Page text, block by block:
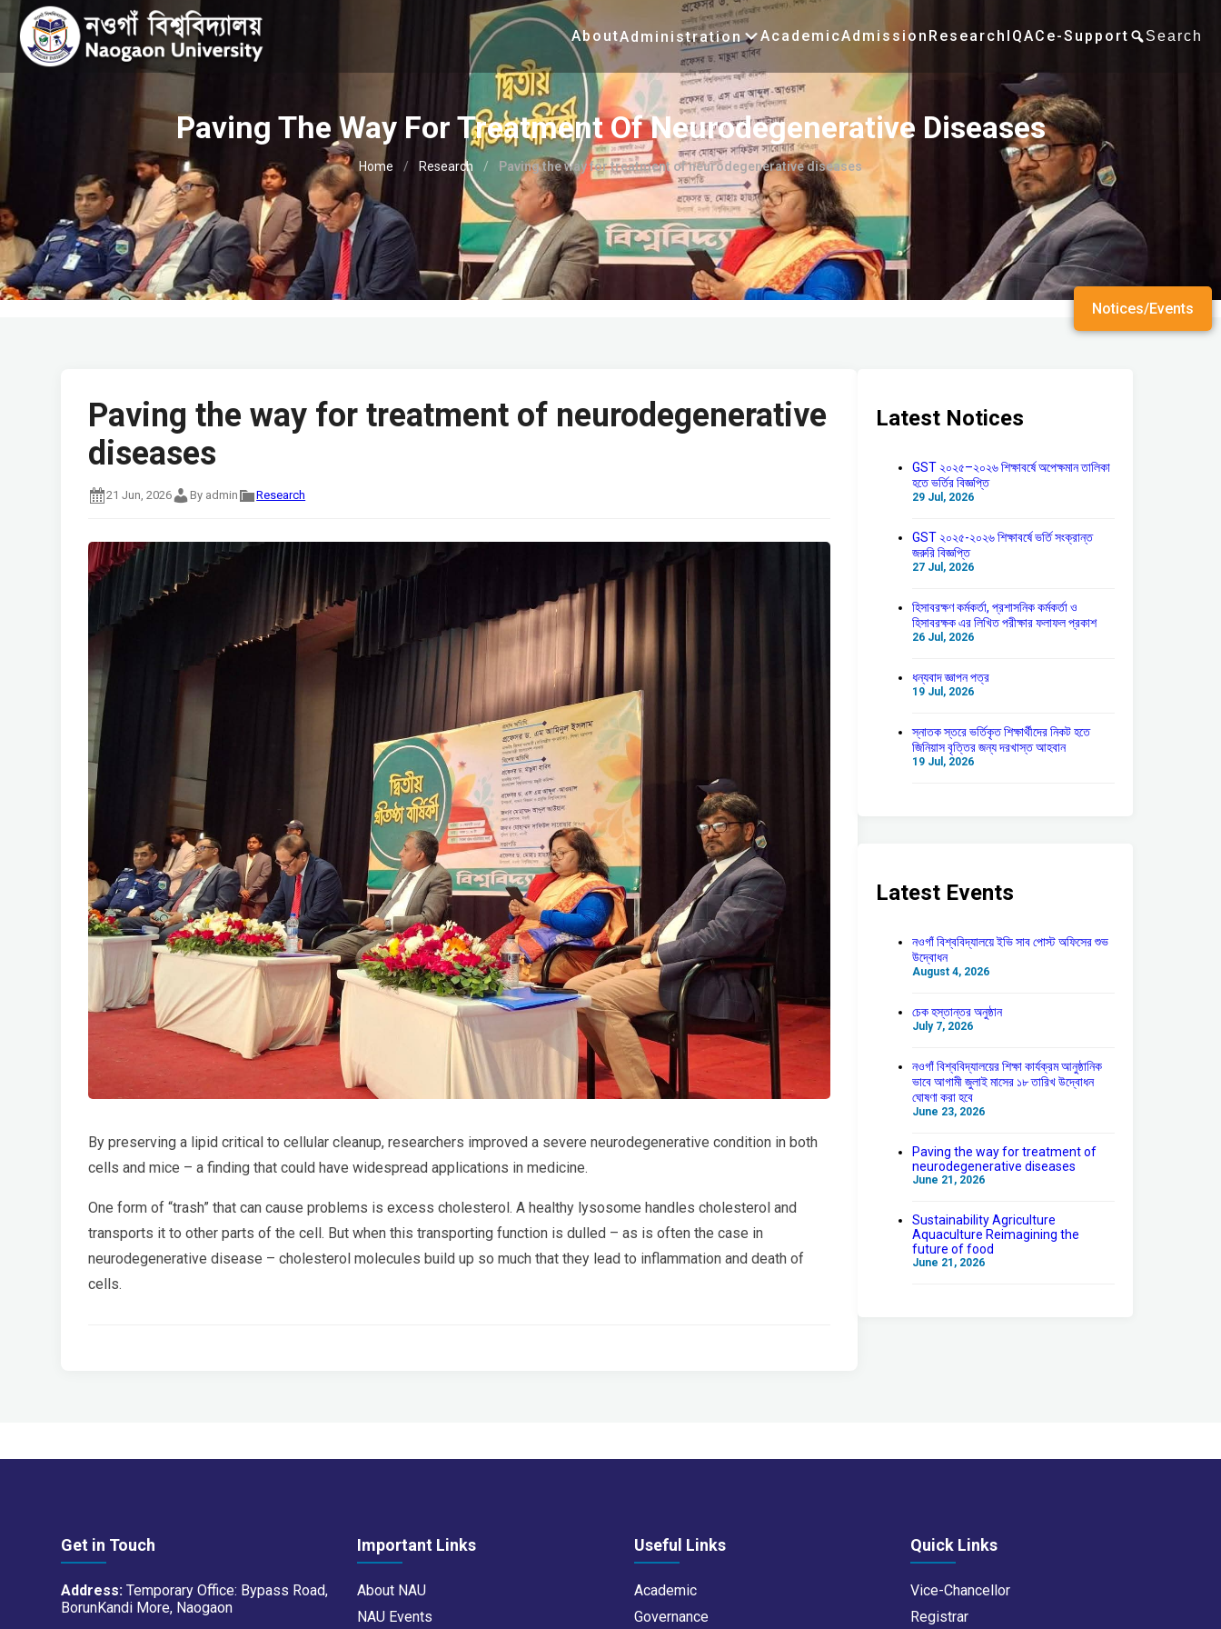
AboutAdministration AcademicAdmission Research IQAC e-Support Search
Paving The Way For Treatment Of Neurodegenerative Diseases
Home / Research / Paving the way for treatment of neurodegenerative diseases
Notices/Events
Paving the way for treatment of neurodegenerative
diseases
21 Jun, 2026 By admin Research
By preserving a lipid critical to cellular cleanup, researchers improved a severe neurodegenerative condition in both
cells and mice – a finding that could have widespread applications in medicine.
One form of “trash” that can cause problems is excess cholesterol. A healthy lysosome handles cholesterol and
transports it to other parts of the cell. But when this transporting function is dulled – as is often the case in
neurodegenerative disease – cholesterol molecules build up so much that they lead to inflammation and death of
cells.
Latest Notices
GST ২০২৫–২০২৬ শিক্ষাবর্ষে অপেক্ষমান তালিকা
হতে ভর্তির বিজ্ঞপ্তি
29 Jul, 2026
GST ২০২৫-২০২৬ শিক্ষাবর্ষে ভর্তি সংক্রান্ত
জরুরি বিজ্ঞপ্তি
27 Jul, 2026
হিসাবরক্ষণ কর্মকর্তা, প্রশাসনিক কর্মকর্তা ও
হিসাবরক্ষক এর লিখিত পরীক্ষার ফলাফল প্রকাশ
26 Jul, 2026
ধন্যবাদ জ্ঞাপন পত্র
19 Jul, 2026
স্নাতক স্তরে ভর্তিকৃত শিক্ষার্থীদের নিকট হতে
জিনিয়াস বৃত্তির জন্য দরখাস্ত আহবান
19 Jul, 2026
Latest Events
নওগাঁ বিশ্ববিদ্যালয়ে ইভি সাব পোস্ট অফিসের শুভ
উদ্বোধন
August 4, 2026
চেক হস্তান্তর অনুষ্ঠান
July 7, 2026
নওগাঁ বিশ্ববিদ্যালয়ের শিক্ষা কার্যক্রম আনুষ্ঠানিক
ভাবে আগামী জুলাই মাসের ১৮ তারিখ উদ্বোধন
ঘোষণা করা হবে
June 23, 2026
Paving the way for treatment of
neurodegenerative diseases
June 21, 2026
Sustainability Agriculture
Aquaculture Reimagining the
future of food
June 21, 2026
Get in Touch
Address: Temporary Office: Bypass Road,
BorunKandi More, Naogaon
Important Links
About NAU
NAU Events
Useful Links
Academic
Governance
Quick Links
Vice-Chancellor
Registrar